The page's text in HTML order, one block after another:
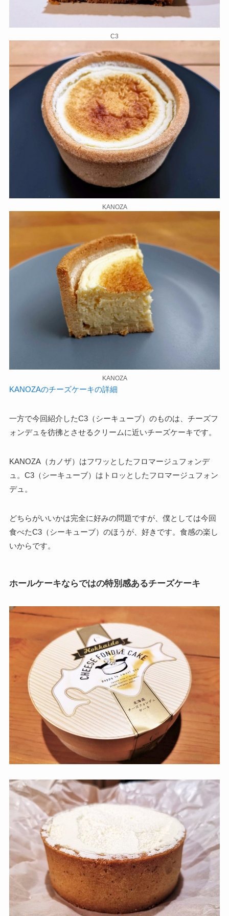
C3
KANOZA
KANOZA
KANOZAのチーズケーキの詳細
一方で今回紹介したC3（シーキューブ）のものは、チーズフ
ォンデュを彷彿とさせるクリームに近いチーズケーキです。
KANOZA（カノザ）はフワッとしたフロマージュフォンデ
ュ。C3（シーキューブ）はトロッとしたフロマージュフォン
デュ。
どちらがいいかは完全に好みの問題ですが、僕としては今回
食べたC3（シーキューブ）のほうが、好きです。食感の楽し
いからです。
ホールケーキならではの特別感あるチーズケーキ